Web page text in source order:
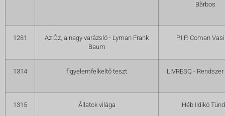
Bărbos
1281
Az Óz, a nagy varázsló - Lyman Frank
Baum
P.I.P. Coman
1314 figyelemfelkeltő teszt LIVRESQ -
1315 Állatok világa Héb Ildikó